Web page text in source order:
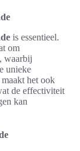
is essentieel.
om
waarbij
unieke
het ook
de effectiviteit
kan